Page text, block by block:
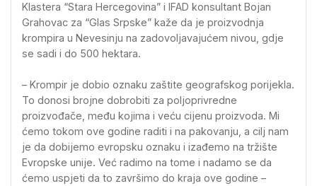
Klastera “Stara Hercegovina” i IFAD konsultant Bojan
Grahovac za “Glas Srpske” kaže da je proizvodnja
krompira u Nevesinju na zadovoljavajućem nivou, gdje
se sadi i do 500 hektara.
– Krompir je dobio oznaku zaštite geografskog porijekla.
To donosi brojne dobrobiti za poljoprivredne
proizvođače, među kojima i veću cijenu proizvoda. Mi
ćemo tokom ove godine raditi i na pakovanju, a cilj nam
je da dobijemo evropsku oznaku i izađemo na tržište
Evropske unije. Već radimo na tome i nadamo se da
ćemo uspjeti da to završimo do kraja ove godine –